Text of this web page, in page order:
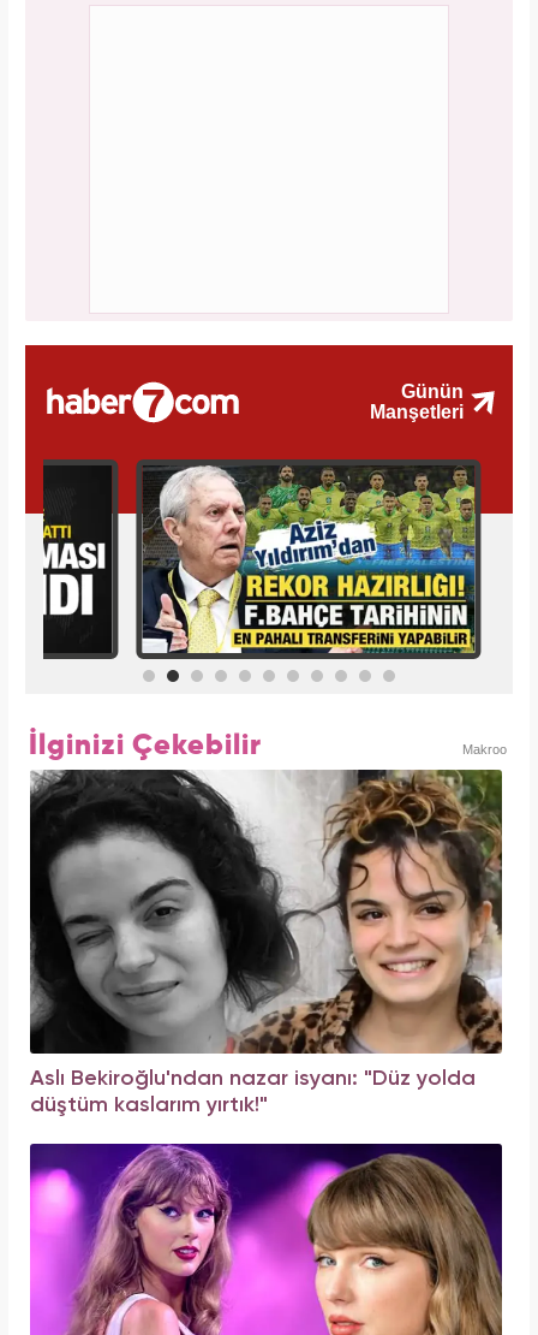
İlginizi Çekebilir Makroo
Aslı Bekiroğlu'ndan nazar isyanı: "Düz yolda
düştüm kaslarım yırtık!"